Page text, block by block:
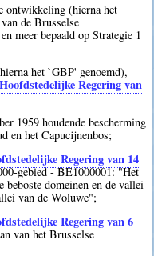
ontwikkeling (hierna het
de Brusselse
meer bepaald op Strategie 1
het `GBP' genoemd),
Regering van
1959 houdende bescherming
en het Capucijnenbos;
Regering van 14
gebied - BE1000001: "Het
beboste domeinen en de vallei
van de Woluwe";
Regering van 6
van het Brusselse